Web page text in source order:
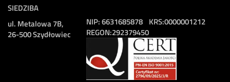
SIEDZIBA
ul. Metalowa 7B,
26-500 Szydłowiec
NIP:6631685878
REGON:292379450
KRS:0000001212